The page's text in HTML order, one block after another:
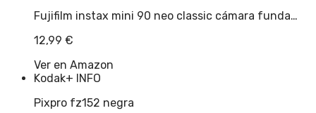
Fujifilm instax mini 90 neo classic cámara funda…
12,99 €
Ver en Amazon
Kodak+ INFO
Pixpro fz152 negra